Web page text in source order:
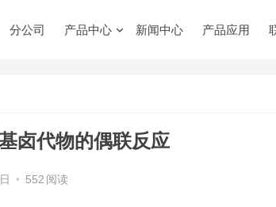
分公司 产品中心 新闻中心 产品应用
卤代物的偶联反应
• 552 阅读